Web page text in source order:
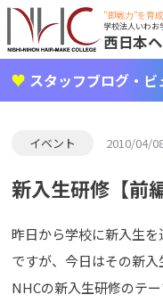
"即戦力"を育
学校法人いわお
西日本
スタッフブログ・
イベント 2010/04/
新入生研修【前
昨日から学校に新入生
ですが、今日はその新
NHCの新入生研修のテ